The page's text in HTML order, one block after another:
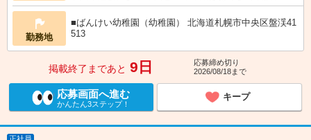
勤務地
■ばんけい幼稚園（幼稚園） 北海道札幌市中央区盤渓41
513
掲載終了まであと 9日
応募締め切り
2026/08/18まで
応募画面へ進む
かんたん3ステップ！
キープ